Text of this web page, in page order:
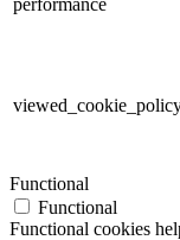
performance
Functional
Functional
Functional cookies